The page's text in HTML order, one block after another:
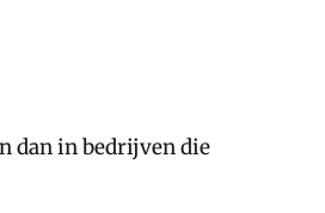
dan in bedrijven die